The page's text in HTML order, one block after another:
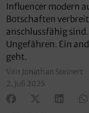
Influencer modern
Botschaften
anschlussfähig
Ungefähren. Ein
geht.
Von Jonathan Steinert
2. Juli 2025